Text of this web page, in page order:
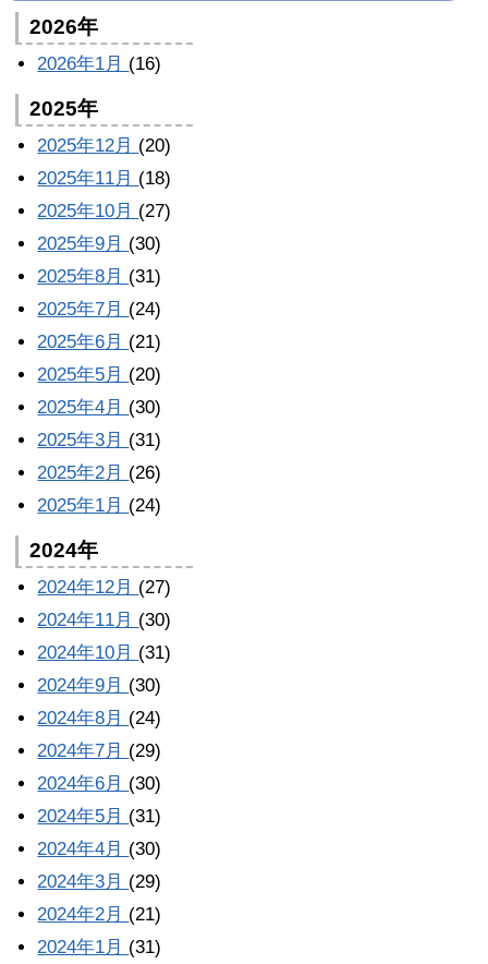
2026年
2026年1月 (16)
2025年
2025年12月 (20)
2025年11月 (18)
2025年10月 (27)
2025年9月 (30)
2025年8月 (31)
2025年7月 (24)
2025年6月 (21)
2025年5月 (20)
2025年4月 (30)
2025年3月 (31)
2025年2月 (26)
2025年1月 (24)
2024年
2024年12月 (27)
2024年11月 (30)
2024年10月 (31)
2024年9月 (30)
2024年8月 (24)
2024年7月 (29)
2024年6月 (30)
2024年5月 (31)
2024年4月 (30)
2024年3月 (29)
2024年2月 (21)
2024年1月 (31)